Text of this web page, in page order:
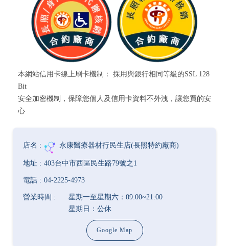
本網站信用卡線上刷卡機制： 採用與銀行相同等級的SSL 128
Bit
安全加密機制，保障您個人及信用卡資料不外洩，讓您買的安
心
永康醫療器材行民生店(長照特約廠商)
403台中市西區民生路79號之1
04-2225-4973
星期一至星期六：09:00~21:00
星期日：公休
Google Map